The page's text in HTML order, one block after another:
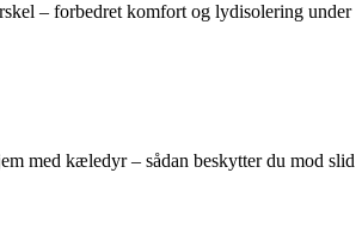
– forbedret komfort og lydisolering under
med kæledyr – sådan beskytter du mod slid